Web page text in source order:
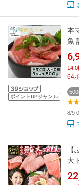
ポイントUPジャンル
本
魚
グ
骨
海
14.0
64
8/9
大
ろ
ロ